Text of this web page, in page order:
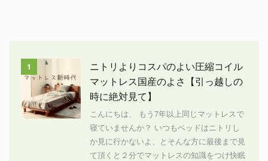
1
ニトリよりコスパのよい圧縮コイル
マットレス国産のよさ【引っ越しの
時に絶対見て】
こんにちは、 もう7年以上同じマットレスで
寝ていませんか？ いつもベッドはニトリし
か見に行かないよ、とそんな方に最後まで見
て頂くと２分でマットレスの知識をつけ快眠